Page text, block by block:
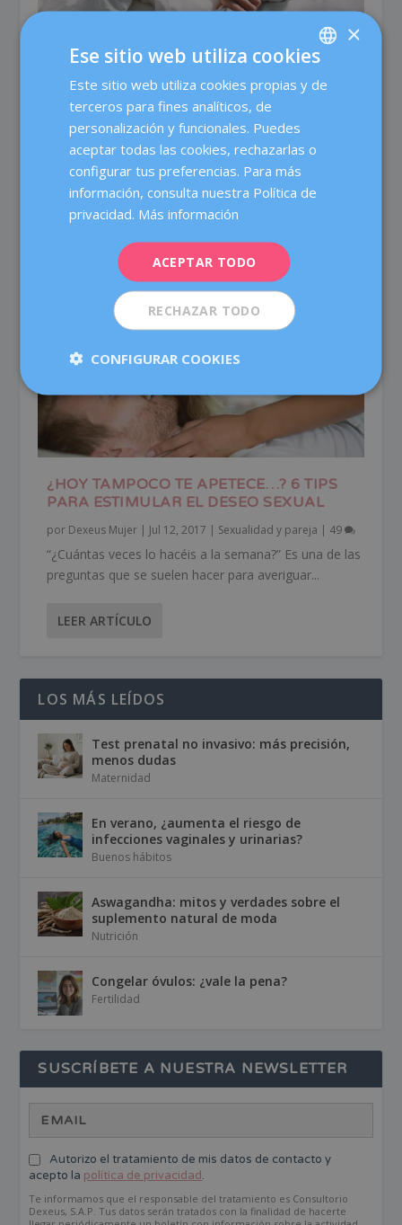
Feb 17, 2021 Actualidad
Sexualidad y
pareja|124
Squirting: Qué Es, Cómo Ocurre y Mitos Comunes El
squirting es un tema rodeado de mitos y...
LEER ARTÍCULO
¿HOY TAMPOCO TE APETECE…? 6 TIPS
PARA ESTIMULAR EL DESEO SEXUAL
por Dexeus Mujer | Jul 12, 2017 | Sexualidad y pareja | 49
“¿Cuántas veces lo hacéis a la semana?” Es una de las
preguntas que se suelen hacer para averiguar...
LEER ARTÍCULO
LOS MÁS LEÍDOS
Test prenatal no invasivo: más precisión,
menos dudas
Maternidad
En verano, ¿aumenta el riesgo de
infecciones vaginales y urinarias?
Buenos hábitos
Aswagandha: mitos y verdades sobre el
suplemento natural de moda
Nutrición
Congelar óvulos: ¿vale la pena?
Fertilidad
SUSCRÍBETE A NUESTRA NEWSLETTER
Autorizo el tratamiento de mis datos de contacto y
acepto la política de privacidad.
Te informamos que el responsable del tratamiento es Consultorio
Dexeus, S.A.P. Tus datos serán tratados con la finalidad de hacerte
SPANISH
×
Ese sitio web utiliza cookies
Este sitio web utiliza cookies propias y de
terceros para fines analíticos, de
personalización y funcionales. Puedes
aceptar todas las cookies, rechazarlas o
configurar tus preferencias. Para más
información, consulta nuestra Política de
privacidad. Más información
ACEPTAR TODO
RECHAZAR TODO
CONFIGURAR COOKIES